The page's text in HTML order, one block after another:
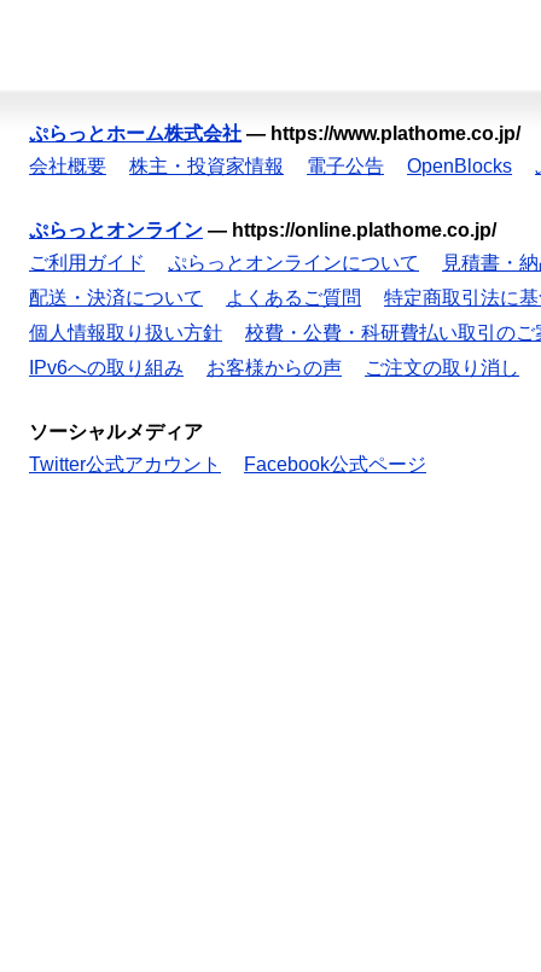
ぷらっとホーム株式会社 — https://www.plathome.co.jp/
会社概要
株主・投資家情報 電子公告 OpenBlocks
ぷらっとオンライン — https://online.plathome.co.jp/
ご利用ガイド
ぷらっとオンラインについて
見積書・
配送・決済について
よくあるご質問
特定商取引法に
個人情報取り扱い方針
校費・公費・科研費払い取引のご
IPv6への取り組み
お客様からの声 ご注文の取り消し
ソーシャルメディア
Twitter公式アカウント
Facebook公式ページ